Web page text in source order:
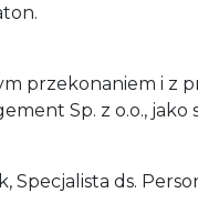
przekonaniem i z
Sp. z o.o., jako
Specjalista ds.